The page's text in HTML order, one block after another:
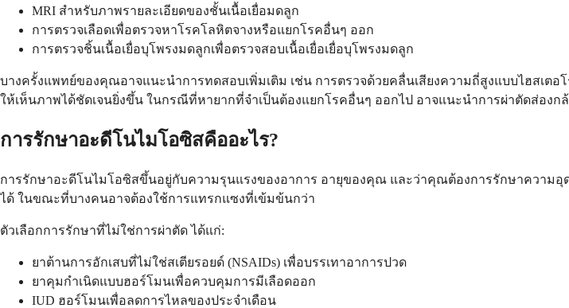
MRI สำหรับภาพรายละเอียดของชั้นเนื้อเยื่อมดลูก
การตรวจเลือดเพื่อตรวจหาโรคโลหิตจางหรือแยกโรคอื่นๆ ออก
การตรวจชิ้นเนื้อเยื่อบุโพรงมดลูกเพื่อตรวจสอบเนื้อเยื่อเยื่อบุโพรงมดลูก
บางครั้งแพทย์ของคุณอาจแนะนำการทดสอบเพิ่มเติม เช่น การตรวจด้วยคลื่นเสียงความถี่สูงแบบไฮสเต
ให้เห็นภาพได้ชัดเจนยิ่งขึ้น ในกรณีที่หายากที่จำเป็นต้องแยกโรคอื่นๆ ออกไป อาจแนะนำการผ่าตัดส่องก
การรักษาอะดีโนไมโอซิสคืออะไร?
การรักษาอะดีโนไมโอซิสขึ้นอยู่กับความรุนแรงของอาการ อายุของคุณ และว่าคุณต้องการรักษาควา
ได้ ในขณะที่บางคนอาจต้องใช้การแทรกแซงที่เข้มข้นกว่า
ตัวเลือกการรักษาที่ไม่ใช่การผ่าตัด ได้แก่:
ยาต้านการอักเสบที่ไม่ใช่สเตียรอยด์ (NSAIDs) เพื่อบรรเทาอาการปวด
ยาคุมกำเนิดแบบฮอร์โมนเพื่อควบคุมการมีเลือดออก
IUD ฮอร์โมนเพื่อลดการไหลของประจำเดือน